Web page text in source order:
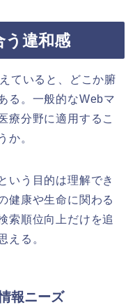
う違和感
ていると、どこか腑
る。一般的なWebマ
療分野に適用するこ
か。
いう目的は理解でき
健康や生命に関わる
索順位向上だけを追
える。
報ニーズ